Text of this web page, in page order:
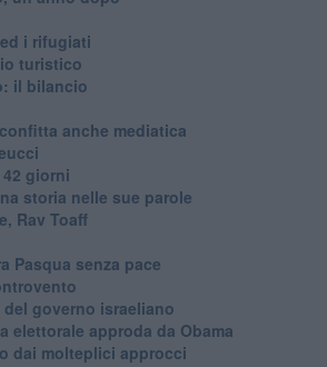
i rifugiati
turistico
il bilancio
anche mediatica
giorni
storia nelle sue parole
Rav Toaff
Pasqua senza pace
governo israeliano
elettorale approda da Obama
dai molteplici approcci